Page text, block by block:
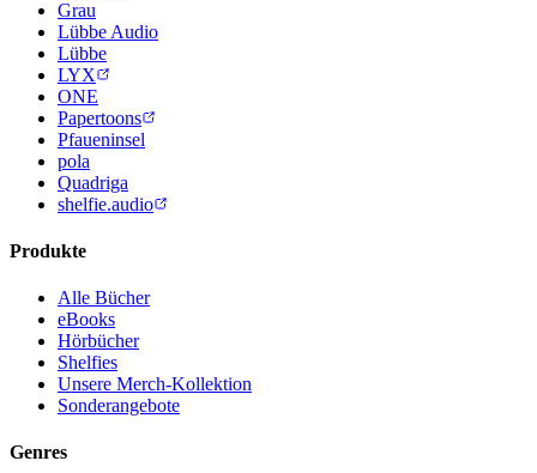
Grau
Lübbe Audio
Lübbe
LYX
ONE
Papertoons
Pfaueninsel
pola
Quadriga
shelfie.audio
Produkte
Alle Bücher
eBooks
Hörbücher
Shelfies
Unsere Merch-Kollektion
Sonderangebote
Genres